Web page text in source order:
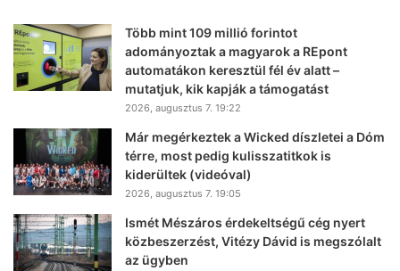
Több mint 109 millió forintot
adományoztak a magyarok a REpont
automatákon keresztül fél év alatt –
mutatjuk, kik kapják a támogatást
2026, augusztus 7. 19:22
Már megérkeztek a Wicked díszletei a Dóm
térre, most pedig kulisszatitkok is
kiderültek (videóval)
2026, augusztus 7. 19:05
Ismét Mészáros érdekeltségű cég nyert
közbeszerzést, Vitézy Dávid is megszólalt
az ügyben